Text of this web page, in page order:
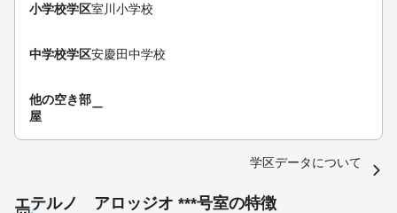
小学校学区室川小学校
中学校学区安慶田中学校
他の空き部
屋
ー
学区データについて
エテルノ アロッジオ ***号室の特徴